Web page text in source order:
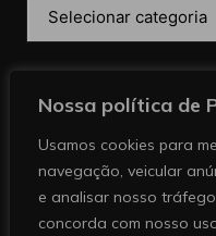
Nossa política de
Usamos cookies para
navegação, veicular
e analisar nosso
concorda com nosso